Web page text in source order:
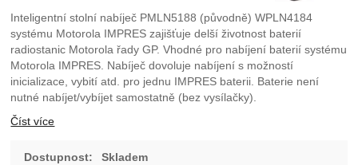
Inteligentní stolní nabíječ PMLN5188 (původně) WPLN4184
systému Motorola IMPRES zajišťuje delší životnost baterií
radiostanic Motorola řady GP. Vhodné pro nabíjení baterií systému
Motorola IMPRES. Nabíječ dovoluje nabíjení s možností
inicializace, vybití atd. pro jednu IMPRES baterii. Baterie není
nutné nabíjet/vybíjet samostatně (bez vysílačky).
Číst více
Dostupnost: Skladem